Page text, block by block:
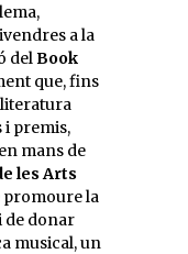
a la
del Book
que, fins
i premis,
mans de
les Arts
promoure la
de donar
musical, un